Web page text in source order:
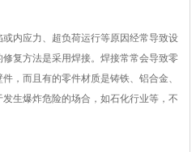
内应力、超负荷运行等原因经常导致设
复方法是采用焊接。焊接常常会导致零
，而且有的零件材质是铸铁、铝合金、
生爆炸危险的场合，如石化行业等，不